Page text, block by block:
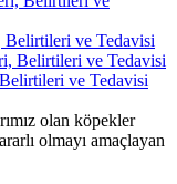
Belirtileri ve Tedavisi
ve Tedavisi
olan köpekler
olmayı amaçlayan